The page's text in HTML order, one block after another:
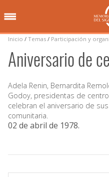
Inicio / Temas / Participación y
Aniversario de
Adela Renin, Bernardita
Godoy, presidentas de
celebran el aniversario de
comunitaria.
02 de abril de 1978.